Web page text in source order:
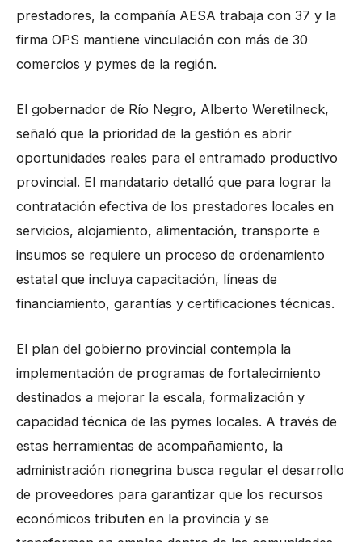
prestadores, la compañía AESA trabaja con 37 y la
firma OPS mantiene vinculación con más de 30
comercios y pymes de la región.
El gobernador de Río Negro, Alberto Weretilneck,
señaló que la prioridad de la gestión es abrir
oportunidades reales para el entramado productivo
provincial. El mandatario detalló que para lograr la
contratación efectiva de los prestadores locales en
servicios, alojamiento, alimentación, transporte e
insumos se requiere un proceso de ordenamiento
estatal que incluya capacitación, líneas de
financiamiento, garantías y certificaciones técnicas.
El plan del gobierno provincial contempla la
implementación de programas de fortalecimiento
destinados a mejorar la escala, formalización y
capacidad técnica de las pymes locales. A través de
estas herramientas de acompañamiento, la
administración rionegrina busca regular el desarrollo
de proveedores para garantizar que los recursos
económicos tributen en la provincia y se